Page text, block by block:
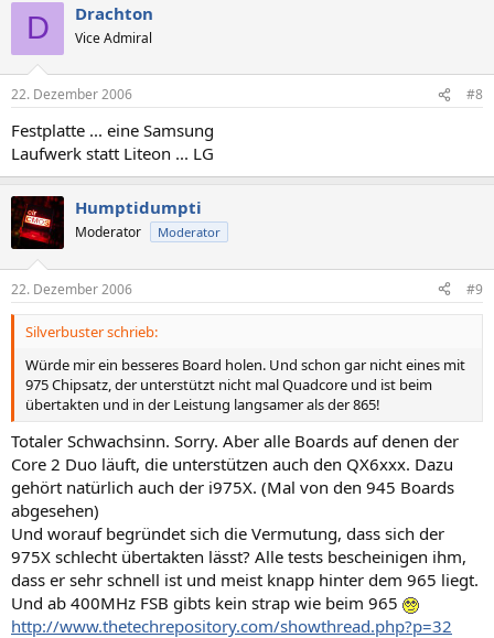
D Drachton
Vice Admiral
22. Dezember 2006 #8
Festplatte ... eine Samsung
Laufwerk statt Liteon ... LG
Humptidumpti
Moderator Moderator
22. Dezember 2006 #9
Silverbuster schrieb:
Würde mir ein besseres Board holen. Und schon gar nicht eines mit
975 Chipsatz, der unterstützt nicht mal Quadcore und ist beim
übertakten und in der Leistung langsamer als der 865!
Totaler Schwachsinn. Sorry. Aber alle Boards auf denen der
Core 2 Duo läuft, die unterstützen auch den QX6xxx. Dazu
gehört natürlich auch der i975X. (Mal von den 945 Boards
abgesehen)
Und worauf begründet sich die Vermutung, dass sich der
975X schlecht übertakten lässt? Alle tests bescheinigen ihm,
dass er sehr schnell ist und meist knapp hinter dem 965 liegt.
Und ab 400MHz FSB gibts kein strap wie beim 965
http://www.thetechrepository.com/showthread.php?p=32